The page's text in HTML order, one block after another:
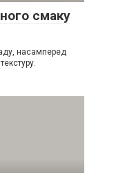
смаку
насамперед